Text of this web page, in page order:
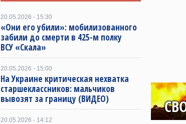
20.05.2026 - 15:30
«Они его убили»: мобилизованного
забили до смерти в 425-м полку
ВСУ «Скала»
20.05.2026 - 15:00
На Украине критическая нехватка
старшеклассников: мальчиков
вывозят за границу (ВИДЕО)
20.05.2026 - 14:12